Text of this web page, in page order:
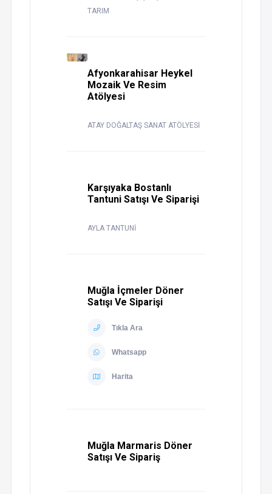
TARIM
Afyonkarahisar Heykel
Mozaik Ve Resim
Atölyesi
ATAY DOĞALTAŞ SANAT ATÖLYESİ
Karşıyaka Bostanlı
Tantuni Satışı Ve Siparişi
AYLA TANTUNİ
Muğla İçmeler Döner
Satışı Ve Siparişi
Tıkla Ara
Whatsapp
Harita
Muğla Marmaris Döner
Satışı Ve Sipariş